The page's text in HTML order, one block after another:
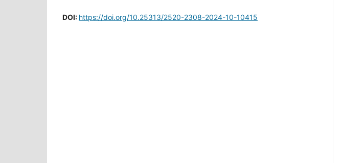
DOI: https://doi.org/10.25313/2520-2308-2024-10-10415